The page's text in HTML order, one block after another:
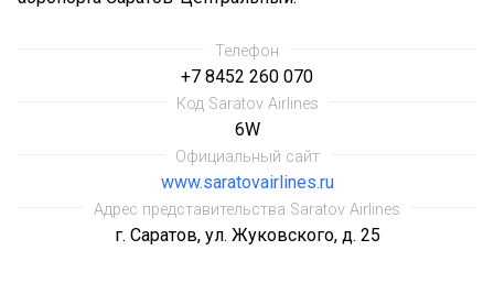
Телефон
+7 8452 260 070
Код Saratov Airlines
6W
Официальный сайт
www.saratovairlines.ru
Адрес представительства Saratov Airlines
г. Саратов, ул. Жуковского, д. 25